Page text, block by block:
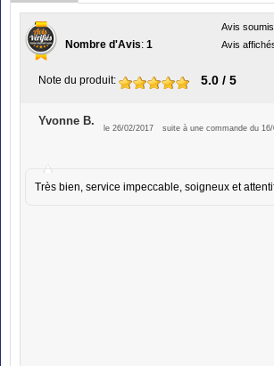
Avis
Avis
Nombre d'Avis: 1
Note du produit: 5.0 / 5
Yvonne B.
le 26/02/2017 suite à une commande du
Très bien, service impeccable, soigneux et